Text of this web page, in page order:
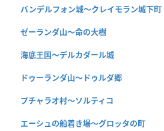
バンデルフォン城〜クレイモラン城下町
ゼーランダ山〜命の大樹
海底王国〜デルカダール城
ドゥーランダ山～ドゥルダ郷
プチャラオ村〜ソルティコ
エーシュの船着き場〜グロッタの町